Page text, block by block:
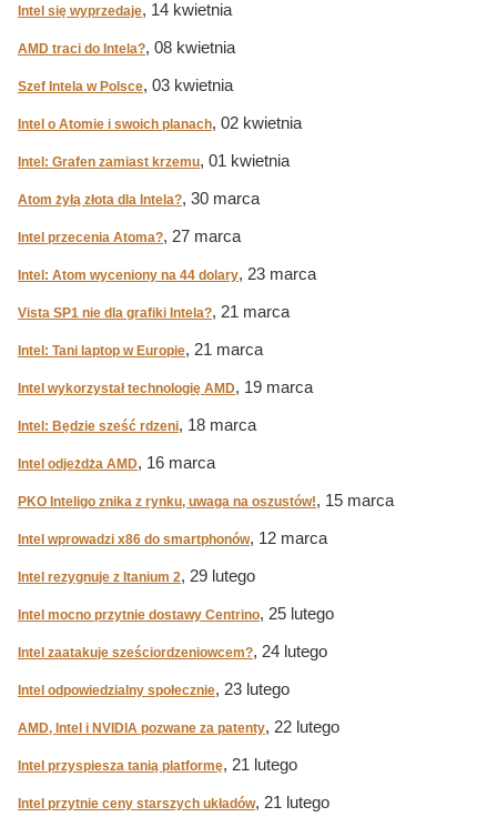
Intel się wyprzedaje, 14 kwietnia
AMD traci do Intela?, 08 kwietnia
Szef Intela w Polsce, 03 kwietnia
Intel o Atomie i swoich planach, 02 kwietnia
Intel: Grafen zamiast krzemu, 01 kwietnia
Atom żyłą złota dla Intela?, 30 marca
Intel przecenia Atoma?, 27 marca
Intel: Atom wyceniony na 44 dolary, 23 marca
Vista SP1 nie dla grafiki Intela?, 21 marca
Intel: Tani laptop w Europie, 21 marca
Intel wykorzystał technologię AMD, 19 marca
Intel: Będzie sześć rdzeni, 18 marca
Intel odjeżdża AMD, 16 marca
PKO Inteligo znika z rynku, uwaga na oszustów!, 15 marca
Intel wprowadzi x86 do smartphonów, 12 marca
Intel rezygnuje z Itanium 2, 29 lutego
Intel mocno przytnie dostawy Centrino, 25 lutego
Intel zaatakuje sześciordzeniowcem?, 24 lutego
Intel odpowiedzialny społecznie, 23 lutego
AMD, Intel i NVIDIA pozwane za patenty, 22 lutego
Intel przyspiesza tanią platformę, 21 lutego
Intel przytnie ceny starszych układów, 21 lutego